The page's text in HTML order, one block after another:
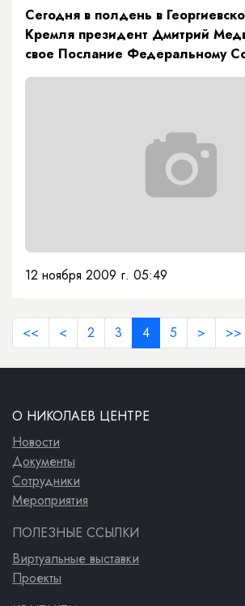
Сегодня в полдень в
Кремля президент Дмитрий
свое Послание Федеральному
Российской Федерации
12 ноября 2009 г. 05:49
<< < 2 3 4 5 > >>
О НИКОЛАЕВ ЦЕНТРЕ
Новости
Документы
Сотрудники
Мероприятия
ПОЛЕЗНЫЕ ССЫЛКИ
Виртуальные выставки
Проекты